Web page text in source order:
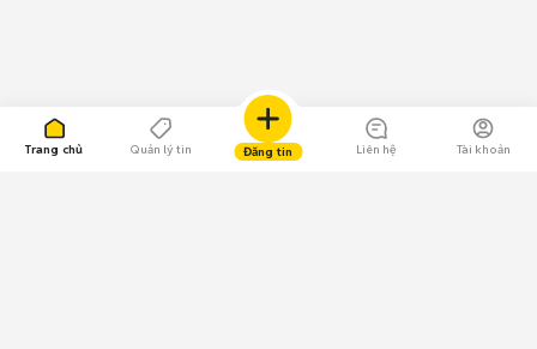
Trang chủ Quản lý tin Đăng tin Liên hệ Tài khoản